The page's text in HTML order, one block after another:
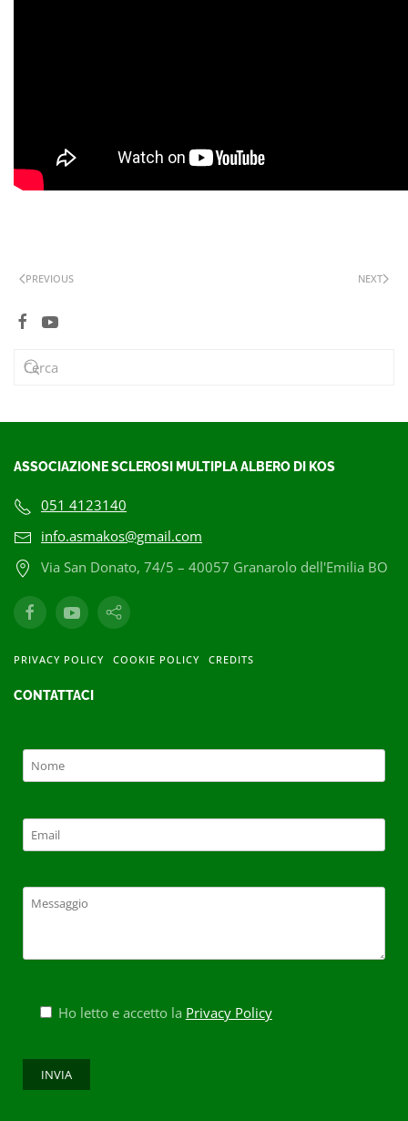
PREVIOUS NEXT
ASSOCIAZIONE SCLEROSI MULTIPLA ALBERO DI KOS
051 4123140
info.asmakos@gmail.com
Via San Donato, 74/5 – 40057 Granarolo dell'Emilia BO
PRIVACY POLICY COOKIE POLICY CREDITS
CONTATTACI
Ho letto e accetto la Privacy Policy